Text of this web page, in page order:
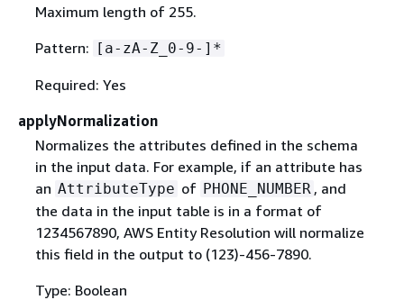
Maximum length of 255.
Pattern: [a-zA-Z_0-9-]*
Required: Yes
applyNormalization
Normalizes the attributes defined in the schema
in the input data. For example, if an attribute has
an AttributeType of PHONE_NUMBER , and
the data in the input table is in a format of
1234567890, AWS Entity Resolution will normalize
this field in the output to (123)-456-7890.
Type: Boolean